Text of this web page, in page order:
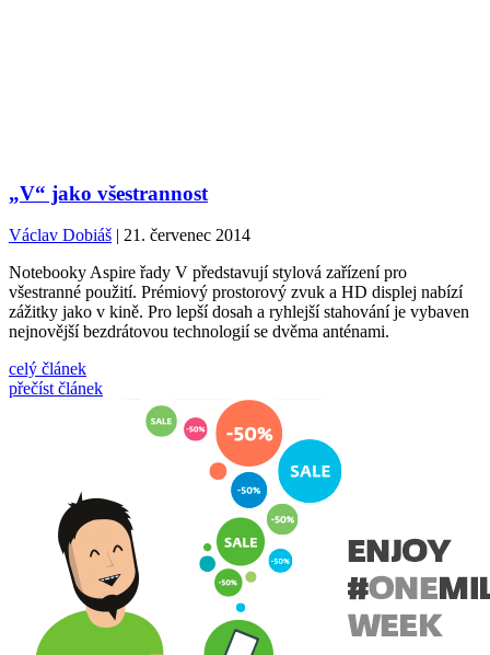
„V“ jako všestrannost
Václav Dobiáš | 21. červenec 2014
Notebooky Aspire řady V představují stylová zařízení pro
všestranné použití. Prémiový prostorový zvuk a HD displej nabízí
zážitky jako v kině. Pro lepší dosah a ryhlejší stahování je vybaven
nejnovější bezdrátovou technologií se dvěma anténami.
celý článek
přečíst článek